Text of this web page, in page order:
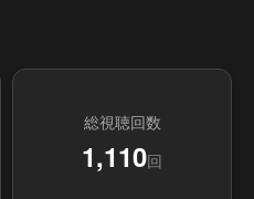
総視聴回数
1,110回